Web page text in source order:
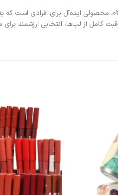
پالت رژ لب جامد گلد آنجل شماره 02، محصولی
کامل از لب‌ها، انتخابی ارزشمند